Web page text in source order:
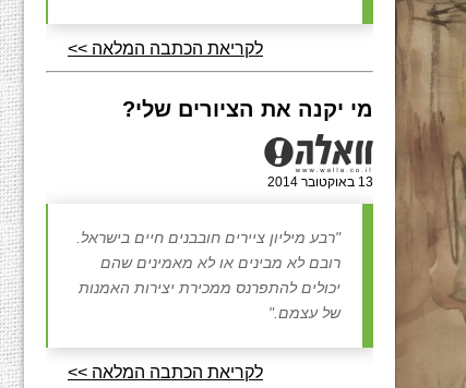
לקריאת הכתבה המלאה >>
מי יקנה את הציורים שלי?
13 באוקטובר 2014
"רבע מיליון ציירים חובבנים חיים בישראל.
רובם לא מבינים או לא מאמינים שהם
יכולים להתפרנס ממכירת יצירות האמנות
של עצמם."
לקריאת הכתבה המלאה >>